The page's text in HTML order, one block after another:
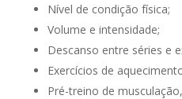
Nível de condição física;
Volume e intensidade;
Descanso entre séries e
Exercícios de
Pré-treino de